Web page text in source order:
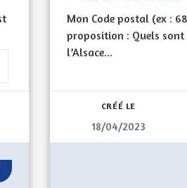
écologiques,
AGRICOLE ÉCONOME EN EAU
TRANSITION AGRICOLE ÉCONOME
Mon Code postal (ex :
proposition : Quels
l’Alsace...
CRÉÉ LE
18/04/2023